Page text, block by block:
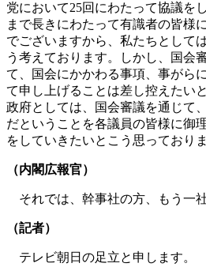
党において25回にわたって協議を
まで長きにわたって有識者の皆様
でございますから、私たちとして
う考えております。しかし、国会
て、国会にかかわる事項、事がら
て申し上げることは差し控えたい
政府としては、国会審議を通じて
だということを各議員の皆様に御
をしていきたいとこう思っておりま
（内閣広報官）
それでは、幹事社の方、もう一社
（記者）
テレビ朝日の足立と申します。